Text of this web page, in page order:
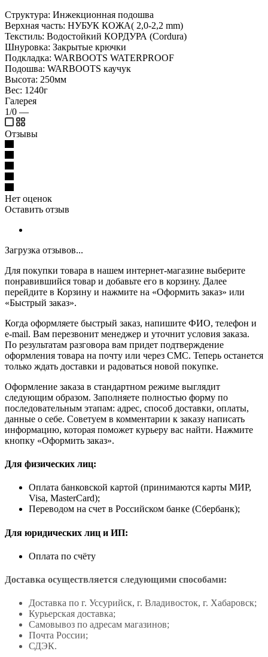
Структура: Инжекционная подошва
Верхная часть: НУБУК КОЖА( 2,0-2,2 mm)
Текстиль: Водостойкий КОРДУРА (Cordura)
Шнуровка: Закрытые крючки
Подкладка: WARBOOTS WATERPROOF
Подошва: WARBOOTS каучук
Высота: 250мм
Вес: 1240г
Галерея
1/0 —
Отзывы
Нет оценок
Оставить отзыв
Загрузка отзывов...
Для покупки товара в нашем интернет-магазине выберите
понравившийся товар и добавьте его в корзину. Далее
перейдите в Корзину и нажмите на «Оформить заказ» или
«Быстрый заказ».
Когда оформляете быстрый заказ, напишите ФИО, телефон и
e-mail. Вам перезвонит менеджер и уточнит условия заказа.
По результатам разговора вам придет подтверждение
оформления товара на почту или через СМС. Теперь останется
только ждать доставки и радоваться новой покупке.
Оформление заказа в стандартном режиме выглядит
следующим образом. Заполняете полностью форму по
последовательным этапам: адрес, способ доставки, оплаты,
данные о себе. Советуем в комментарии к заказу написать
информацию, которая поможет курьеру вас найти. Нажмите
кнопку «Оформить заказ».
Для физических лиц:
Оплата банковской картой (принимаются карты МИР,
Visa, MasterCard);
Переводом на счет в Российском банке (Сбербанк);
Для юридических лиц и ИП:
Оплата по счёту
Доставка осуществляется следующими способами:
Доставка по г. Уссурийск, г. Владивосток, г. Хабаровск;
Курьерская доставка;
Самовывоз по адресам магазинов;
Почта России;
СДЭК.